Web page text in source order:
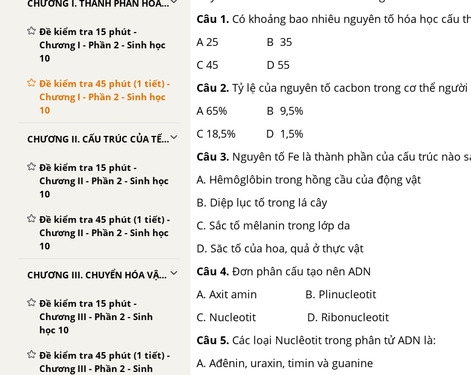
CHƯƠNG I. THÀNH PHẦN HÓA HỌC CỦA TẾ BÀO
Đề kiểm tra 15 phút -
Chương I - Phần 2 - Sinh học
10
Đề kiểm tra 45 phút (1 tiết) -
Chương I - Phần 2 - Sinh học
10
CHƯƠNG II. CẤU TRÚC CỦA TẾ BÀO
Đề kiểm tra 15 phút -
Chương II - Phần 2 - Sinh học
10
Đề kiểm tra 45 phút (1 tiết) -
Chương II - Phần 2 - Sinh học
10
CHƯƠNG III. CHUYỂN HÓA VẬT CHẤT VÀ NĂNG LƯỢNG TRONG TẾ BÀO
Đề kiểm tra 15 phút -
Chương III - Phần 2 - Sinh
học 10
Đề kiểm tra 45 phút (1 tiết) -
Chương III - Phần 2 - Sinh
Câu 1. Có khoảng bao nhiêu nguyên tố hóa học cấu
A 25 B 35
C 45 D 55
Câu 2. Tỷ lệ của nguyên tố cacbon trong cơ thể
A 65% B 9,5%
C 18,5% D 1,5%
Câu 3. Nguyên tố Fe là thành phần của cấu trúc nào
A. Hêmôglôbin trong hồng cầu của động vật
B. Diệp lục tố trong lá cây
C. Sắc tố mêlanin trong lớp da
D. Săc tố của hoa, quả ở thực vật
Câu 4. Đơn phân cấu tạo nên ADN
A. Axit amin B. Plinucleotit
C. Nucleotit D. Ribonucleotit
Câu 5. Các loại Nuclêotit trong phân tử ADN là:
A. Ađênin, uraxin, timin và guanine